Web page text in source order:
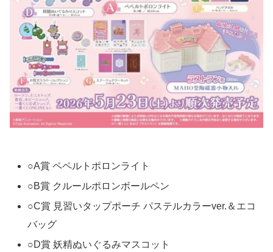
○A賞 ペペルトポロンライト
○B賞 クルールポロンボールペン
○C賞 見習いタップポーチ パステルカラーver.＆エコ
バッグ
○D賞 妖精ぬいぐるみマスコット